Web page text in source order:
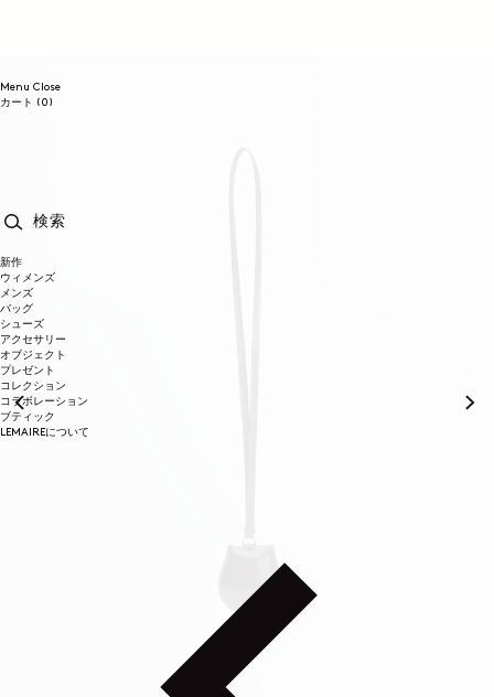
Menu Close
カート (0)
新作
ウィメンズ
メンズ
バッグ
シューズ
アクセサリー
オブジェクト
プレゼント
コレクション
コラボレーション
ブティック
LEMAIREについて